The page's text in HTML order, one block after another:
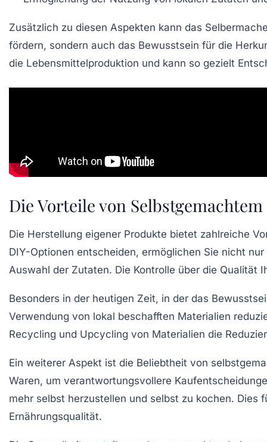
Zusätzlich zu diesen Aspekten kann das
fördern, sondern auch das Bewusstsein für die
die Lebensmittelproduktion und kann so gezielt
Die Vorteile von Selbstgemachtem
Die Herstellung eigener Produkte bietet zahlreiche
DIY-Optionen entscheiden, ermöglichen Sie nicht
Auswahl der Zutaten. Die Kontrolle über die Qualität
Besonders in der heutigen Zeit, in der das
Verwendung von lokal beschafften Materialien
Recycling und Upcycling von Materialien die
Ein weiterer Aspekt ist die Beliebtheit von
Waren, um verantwortungsvollere
mehr selbst herzustellen und selbst zu kochen.
Ernährungsqualität.